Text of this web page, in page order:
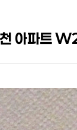
아파트